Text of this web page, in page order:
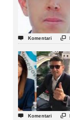
 Komentari 
 Komentari 